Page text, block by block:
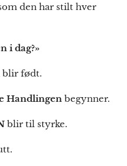
den har stilt hver
i dag?»
blir født.
Handlingen begynner.
blir til styrke.